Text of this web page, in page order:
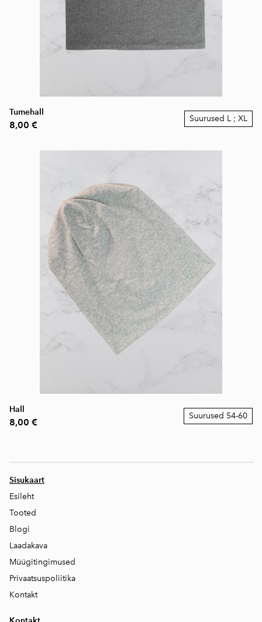
Tumehall
8,00 €
Suurused L ; XL
Hall
8,00 €
Suurused 54-60
Sisukaart
Esileht
Tooted
Blogi
Laadakava
Müügitingimused
Privaatsuspoliitika
Kontakt